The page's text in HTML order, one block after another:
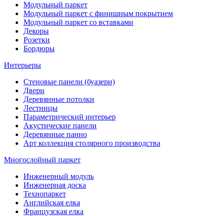
Модульный паркет
Модульный паркет с финишным покрытием
Модульный паркет со вставками
Декоры
Розетки
Бордюры
Интерьеры
Стеновые панели (буазери)
Двери
Деревянные потолки
Лестницы
Параметрический интерьер
Акустические панели
Деревянные панно
Арт коллекция столярного производства
Многослойный паркет
Инженерный модуль
Инженерная доска
Технопаркет
Английская елка
Французская елка